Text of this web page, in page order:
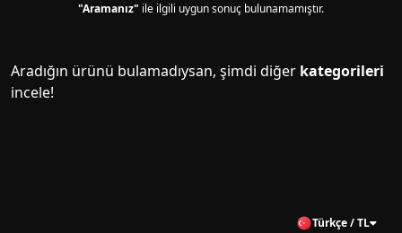
"Aramanız" ile ilgili uygun sonuç bulunamamıştır.
Aradığın ürünü bulamadıysan, şimdi diğer kategorileri
incele!
Türkçe / TL